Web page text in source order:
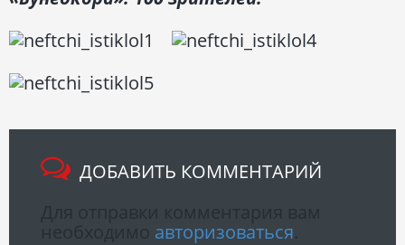
ДОБАВИТЬ КОММЕНТАРИЙ
авторизоваться